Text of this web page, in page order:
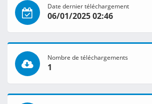
Date dernier téléchargement
06/01/2025 02:46
Nombre de téléchargements
1